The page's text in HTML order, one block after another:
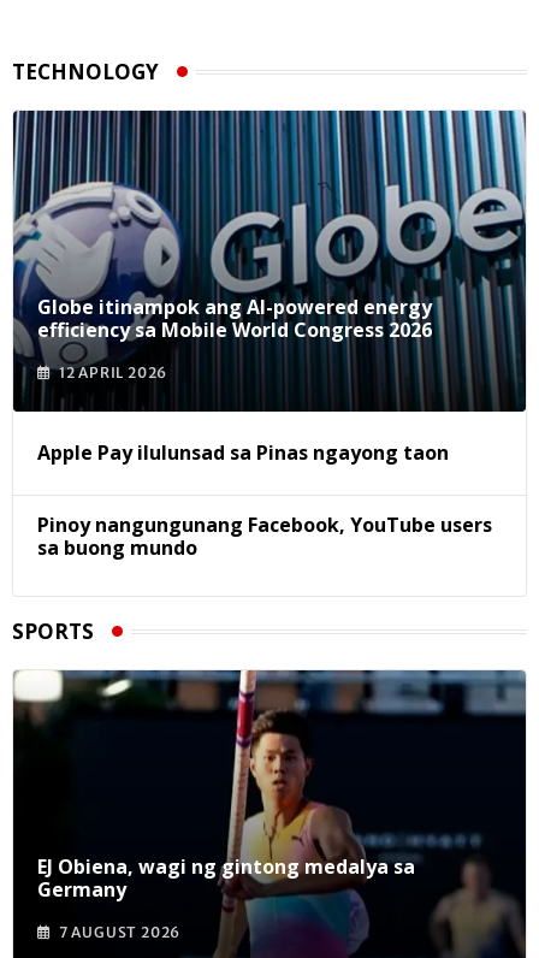
TECHNOLOGY
Globe itinampok ang AI-powered energy
efficiency sa Mobile World Congress 2026
12 APRIL 2026
Apple Pay ilulunsad sa Pinas ngayong taon
Pinoy nangungunang Facebook, YouTube users
sa buong mundo
SPORTS
EJ Obiena, wagi ng gintong medalya sa
Germany
7 AUGUST 2026